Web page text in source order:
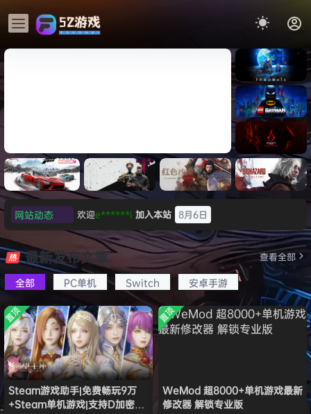
《刺客信条：黑旗 记忆重置-
虚拟机版/Assassin’s Creed
Black Flag Resynced
HYPERVISOR》免安装中文
版
《识质存
在/PRAG
MATA》
免安装中
文版
《乐高蝙
蝠侠：黑
暗骑士之
Legacy
of the
Dark
Knight》
免安装中
文版
影/Assas
sin’s
Creed
Shadow
s》免安装
版，非虚
拟机
极限竞
速：地平
线
6（Forza
Horizon
6）免安装
中文版
《原子之
心/Atomi
c
Heart》
免安装中
文版
红色沙漠-
虚拟机版
（Crimso
n Desert
HYPERVI
SOR）免
安装中文
版
生化危机
9：安魂
曲
（Reside
nt Evil
Requiem
）免安装
中文版
网站动态 普洱 签到获取 39 点积分
8月6日
欢迎普洱 加入本站 8月6日
欢迎 0**3 加入本站 8月6日
欢迎c***s 加入本站 8月6日
欢迎V****y 加入本站
8月6日
加入本站
欢迎1******4 加入本站
8月5日
l***g 签到获取 28 点积分 8月5日
w******g 签到获取
欢迎w******g 加入本站
欢迎D****Z 加入本站 20小时前
欢迎有*酱 加入本站
22小时前
最新发布文章
全部 PC单机 Switch 安卓手游
查看全部
置顶
Steam游戏助手|免费畅玩9万
+Steam单机游戏|支持D加密以
置顶
WeMod 超8000+单机游戏最新
修改器 解锁专业版